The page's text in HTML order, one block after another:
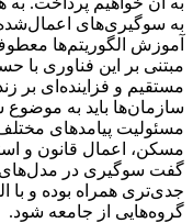
به سوگیری‌های
آموزش الگوریتم‌ها
مبتنی بر این فناوری با
مستقیم و فزاینده‌ای بر
سازمان‌ها باید به موضوع
مسئولیت پیامدهای
مسکن، اعمال قانون و
گفت سوگیری در
جدی‌تری همراه بوده و با
گروه‌هایی از جامعه شود.